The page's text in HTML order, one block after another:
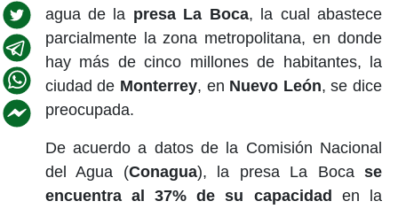
agua de la presa La Boca, la cual abastece
parcialmente la zona metropolitana, en donde
hay más de cinco millones de habitantes, la
ciudad de Monterrey, en Nuevo León, se dice
preocupada.
De acuerdo a datos de la Comisión Nacional
del Agua (Conagua), la presa La Boca se
encuentra al 37% de su capacidad en la